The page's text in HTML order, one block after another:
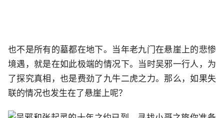
也不是所有的墓都在地下。当年老九门在悬崖上的悲惨
境遇，就是在如此极端的情况下。当时吴邪一行人，为
了探究真相，也是费劲了九牛二虎之力。那么，如果失
联的情况也发生在了悬崖上呢？